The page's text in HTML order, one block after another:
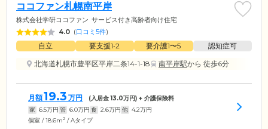
ココファン札幌南平岸
株式会社学研ココファン サービス付き高齢者向け住宅
4.0 (口コミ5件)
自立 要支援1•2 要介護1〜5
認知症可
北海道札幌市豊平区平岸二条14-1-18
南平岸駅から 徒歩6分
月額19.3 万円 (入居金13.0万円) + 介護保険料
家 6.5万円 管 6.0万円 食 2.6万円 他 4.2万円
個室 / 18.6m2 / Aタイプ